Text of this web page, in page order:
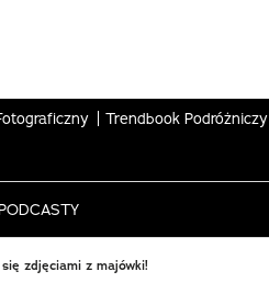
Trendbook Podróżniczy
zdjęciami z majówki!